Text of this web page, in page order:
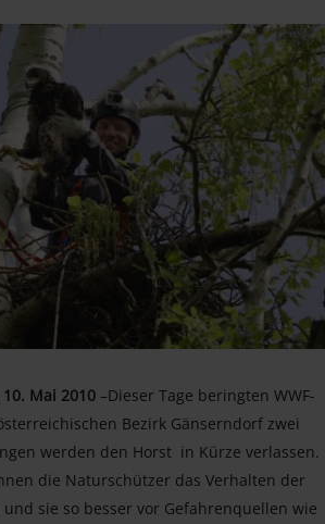
Mai 2010 –Dieser Tage beringten WWF-
Bezirk Gänserndorf zwei
werden den Horst in Kürze verlassen.
die Naturschützer das Verhalten der
und sie so besser vor Gefahrenquellen wie